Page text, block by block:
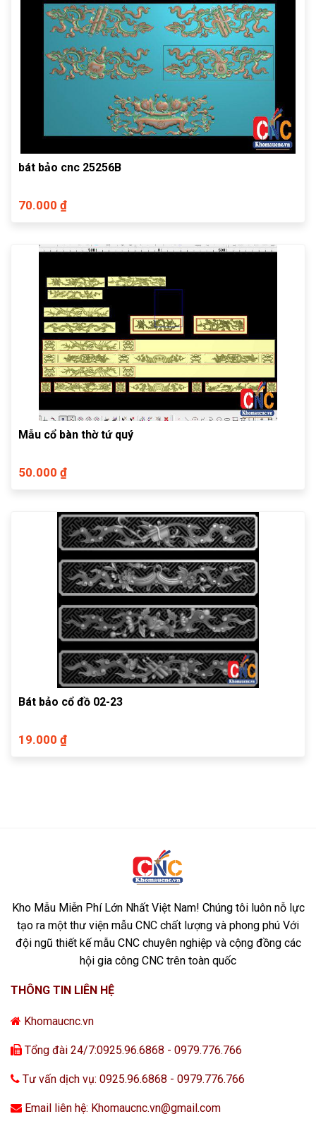
bát bảo cnc 25256B
70.000 ₫
Mẫu cổ bàn thờ tứ quý
50.000 ₫
Bát bảo cổ đồ 02-23
19.000 ₫
Kho Mẫu Miễn Phí Lớn Nhất Việt Nam! Chúng tôi luôn nỗ lực
tạo ra một thư viện mẫu CNC chất lượng và phong phú Với
đội ngũ thiết kế mẫu CNC chuyên nghiệp và cộng đồng các
hội gia công CNC trên toàn quốc
THÔNG TIN LIÊN HỆ
Khomaucnc.vn
Tổng đài 24/7:0925.96.6868 - 0979.776.766
Tư vấn dịch vụ: 0925.96.6868 - 0979.776.766
Email liên hệ: Khomaucnc.vn@gmail.com